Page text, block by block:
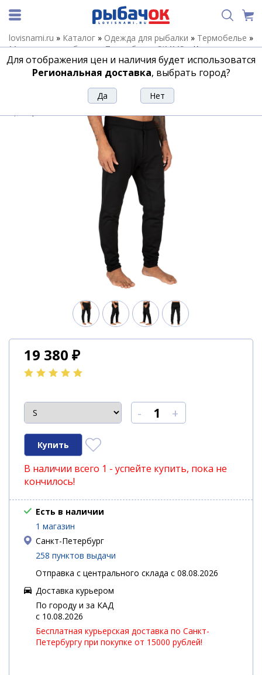
lovisnami.ru » Каталог » Одежда для рыбалки » Термобелье »
Мужское термобелье»Термобелье SIMMS»Кальсоны
Simms Thermal Pant, Black, S
Кальсоны Simms Thermal Pant, Black,
19 380 ₽
- +
В наличии всего 1 - успейте купить, пока не
кончилось!
Есть в наличии
1 магазин
Санкт-Петербург
258 пунктов выдачи
Отправка с центрального склада с 08.08.2026
Доставка курьером
По городу и за КАД
c 10.08.2026
Бесплатная курьерская доставка по Санкт-
Петербургу при покупке от 15000 рублей!
Для отображения цен и наличия будет использоватся
Региональная доставка, выбрать город?